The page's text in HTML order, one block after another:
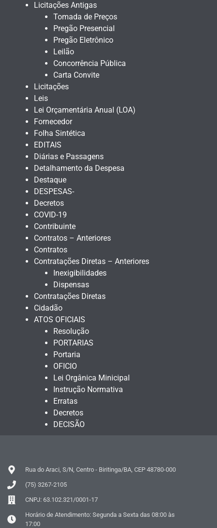
Licitações Antigas
Tomada de Preços
Pregão Presencial
Pregão Eletrônico
Leilão
Concorrência Pública
Carta Convite
Licitações
Leis
Lei Orçamentária Anual (LOA)
Fornecedor
Folha Sintética
EDITAIS
Diárias e Passagens
Detalhamento da Despesa
Destaque
DESPESAS-
Decretos
COVID-19
Contribuinte
Contratos – Anteriores
Contratos
Contratações Diretas – Anteriores
Inexigibilidades
Dispensas
Contratações Diretas
Cidadão
ATOS OFICIAIS
Resolução
PORTARIAS
Portaria
OFICIO
Lei Orgânica Minicipal
Instrução Normativa
Erratas
Decretos
DECISÃO
Rua do Araci, S/N, Centro - Biritinga/BA, CEP 48780-000
(75) 3267-2105
CNPJ: 63.102.321/0001-17
Horário de Atendimento: Segunda a Sexta das 08:00 às
17:00